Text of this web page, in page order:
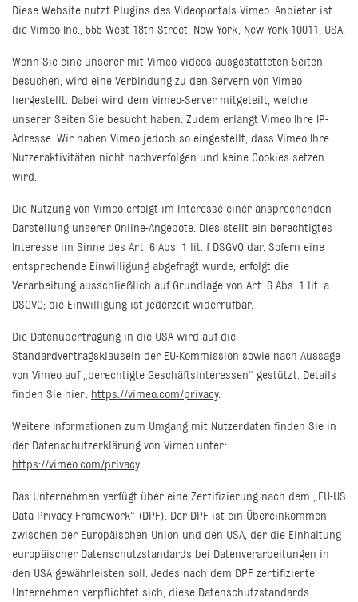
Diese Website nutzt Plugins des Videoportals Vimeo. Anbieter ist
die Vimeo Inc., 555 West 18th Street, New York, New York 10011, USA.
Wenn Sie eine unserer mit Vimeo-Videos ausgestatteten Seiten
besuchen, wird eine Verbindung zu den Servern von Vimeo
hergestellt. Dabei wird dem Vimeo-Server mitgeteilt, welche
unserer Seiten Sie besucht haben. Zudem erlangt Vimeo Ihre IP-
Adresse. Wir haben Vimeo jedoch so eingestellt, dass Vimeo Ihre
Nutzeraktivitäten nicht nachverfolgen und keine Cookies setzen
wird.
Die Nutzung von Vimeo erfolgt im Interesse einer ansprechenden
Darstellung unserer Online-Angebote. Dies stellt ein berechtigtes
Interesse im Sinne des Art. 6 Abs. 1 lit. f DSGVO dar. Sofern eine
entsprechende Einwilligung abgefragt wurde, erfolgt die
Verarbeitung ausschließlich auf Grundlage von Art. 6 Abs. 1 lit. a
DSGVO; die Einwilligung ist jederzeit widerrufbar.
Die Datenübertragung in die USA wird auf die
Standardvertragsklauseln der EU-Kommission sowie nach Aussage
von Vimeo auf „berechtigte Geschäftsinteressen“ gestützt. Details
finden Sie hier: https://vimeo.com/privacy.
Weitere Informationen zum Umgang mit Nutzerdaten finden Sie in
der Datenschutzerklärung von Vimeo unter:
https://vimeo.com/privacy.
Das Unternehmen verfügt über eine Zertifizierung nach dem „EU-US
Data Privacy Framework“ (DPF). Der DPF ist ein Übereinkommen
zwischen der Europäischen Union und den USA, der die Einhaltung
europäischer Datenschutzstandards bei Datenverarbeitungen in
den USA gewährleisten soll. Jedes nach dem DPF zertifizierte
Unternehmen verpflichtet sich, diese Datenschutzstandards